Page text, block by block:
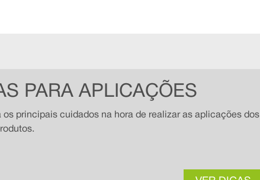
PARA APLICAÇÕES
os principais cuidados na hora de realizar as aplicações dos